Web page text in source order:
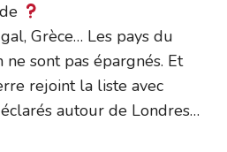
Grèce… Les pays du
sont pas épargnés. Et
rejoint la liste avec
autour de Londres…